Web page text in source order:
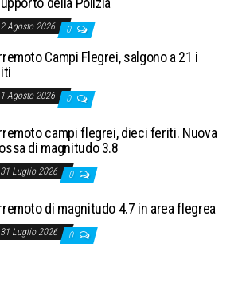
2 Agosto 2026 0
Campi Flegrei, salgono a 21 i
1 Agosto 2026 0
campi flegrei, dieci feriti. Nuova
di magnitudo 3.8
31 Luglio 2026 0
di magnitudo 4.7 in area flegrea
31 Luglio 2026 0